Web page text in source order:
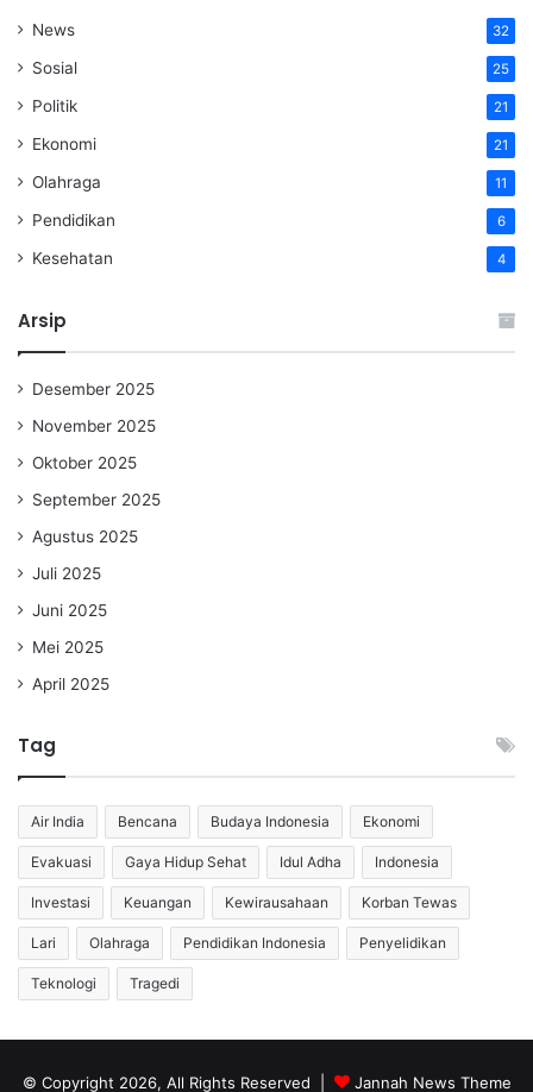
News 32
Sosial 25
Politik 21
Ekonomi 21
Olahraga 11
Pendidikan 6
Kesehatan 4
Arsip
Desember 2025
November 2025
Oktober 2025
September 2025
Agustus 2025
Juli 2025
Juni 2025
Mei 2025
April 2025
Tag
Air India Bencana Budaya Indonesia Ekonomi
Evakuasi Gaya Hidup Sehat Idul Adha Indonesia
Investasi Keuangan Kewirausahaan Korban Tewas
Lari Olahraga Pendidikan Indonesia Penyelidikan
Teknologi Tragedi
© Copyright 2026, All Rights Reserved | Jannah News Theme